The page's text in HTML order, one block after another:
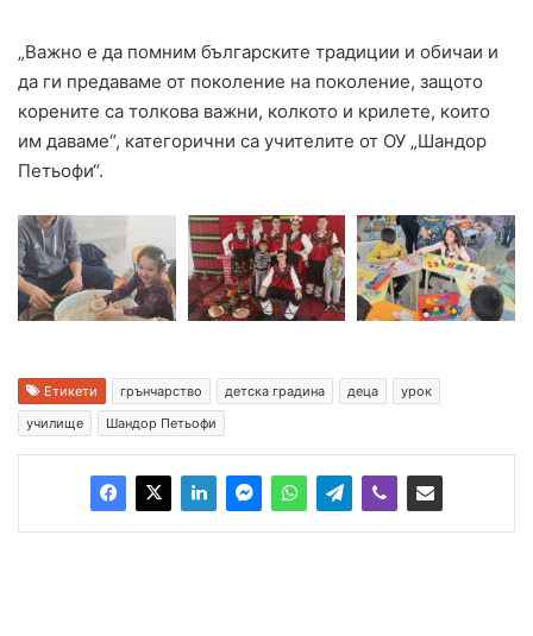
„Важно е да помним българските традиции и обичаи и
да ги предаваме от поколение на поколение, защото
корените са толкова важни, колкото и крилете, които
им даваме“, категорични са учителите от ОУ „Шандор
Петьофи“.
Етикети грънчарство детска градина деца
урок
училище
Шандор Петьофи